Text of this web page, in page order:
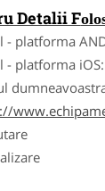
Detalii F
platforma
- platforma iOS: